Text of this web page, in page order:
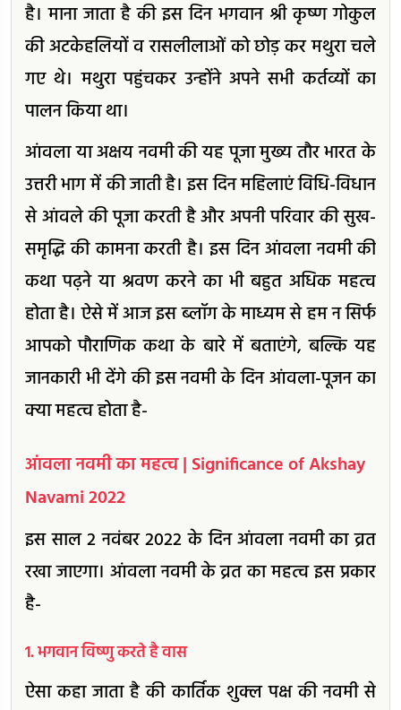
है। माना जाता है की इस दिन भगवान श्री कृष्ण गोकुल
की अटकेहलियों व रासलीलाओं को छोड़ कर मथुरा चले
गए थे। मथुरा पहुंचकर उन्होंने अपने सभी कर्तव्यों का
पालन किया था।
आंवला या अक्षय नवमी की यह पूजा मुख्य तौर भारत के
उत्तरी भाग में की जाती है। इस दिन महिलाएं विधि-विधान
से आंवले की पूजा करती है और अपनी परिवार की सुख-
समृद्धि की कामना करती है। इस दिन आंवला नवमी की
कथा पढ़ने या श्रवण करने का भी बहुत अधिक महत्व
होता है। ऐसे में आज इस ब्लॉग के माध्यम से हम न सिर्फ
आपको पौराणिक कथा के बारे में बताएंगे, बल्कि यह
जानकारी भी देंगे की इस नवमी के दिन आंवला-पूजन का
क्या महत्व होता है-
आंवला नवमी का महत्व | Significance of Akshay
Navami 2022
इस साल 2 नवंबर 2022 के दिन आंवला नवमी का व्रत
रखा जाएगा। आंवला नवमी के व्रत का महत्व इस प्रकार
है-
1. भगवान विष्णु करते है वास
ऐसा कहा जाता है की कार्तिक शुक्ल पक्ष की नवमी से